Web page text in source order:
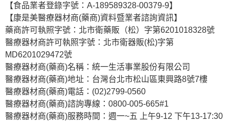
【食品業者登錄字號：A-189589328-00379-9】
【康是美醫療器材商(藥商)資料暨業者諮詢資訊】
藥商許可執照字號：北市衛藥販（松）字第6201018328號
醫療器材商許可執照字號：北市衛器販(松)字第
MD6201029472號
醫療器材商(藥商)名稱：統一生活事業股份有限公司
醫療器材商(藥商)地址：台灣台北市松山區東興路8號7樓
醫療器材商(藥商)電話：(02)2799-0560
醫療器材商(藥商)諮詢專線：0800-005-665#1
醫療器材商(藥商)服務時間：週一~五 上午9-12 下午13-17:30